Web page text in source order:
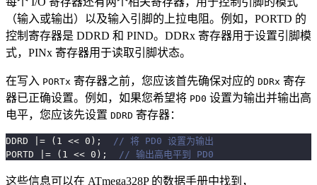
（输入或输出）以及输入引脚的上拉电阻。例如，PORTD 的
控制寄存器是 DDRD 和 PIND。DDRx 寄存器用于设置引脚模
式，PINx 寄存器用于读取引脚状态。
在写入 PORTx 寄存器之前，您应该首先确保对应的 DDRx 寄存
器已正确设置。例如，如果您希望将 PD0 设置为输出并输出高
电平，您应该先设置 DDRD 寄存器：
DDRD |= ( 1 << 0 ) ;
// 将 PD0 设置为输出
PORTD
|= ( 1 << 0 ) ; // 输出高电平到 PD0
这些信息可以在 ATmega328P 的数据手册中找到，